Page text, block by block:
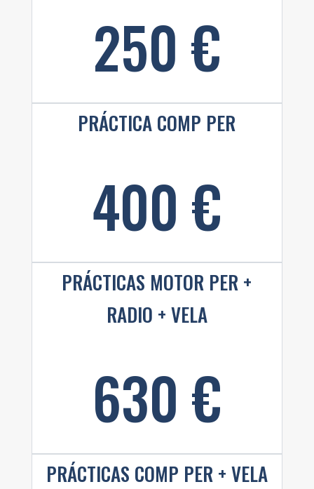
250 €
PRÁCTICA COMP PER
400 €
PRÁCTICAS MOTOR PER +
RADIO + VELA
630 €
PRÁCTICAS COMP PER + VELA